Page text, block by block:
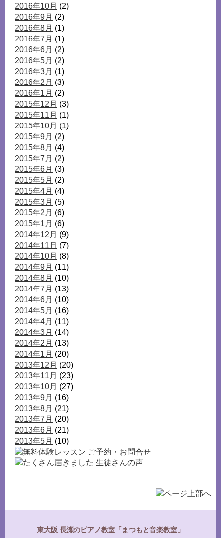
2016年10月 (2)
2016年9月 (2)
2016年8月 (1)
2016年7月 (1)
2016年6月 (2)
2016年5月 (2)
2016年3月 (1)
2016年2月 (3)
2016年1月 (2)
2015年12月 (3)
2015年11月 (1)
2015年10月 (1)
2015年9月 (2)
2015年8月 (4)
2015年7月 (2)
2015年6月 (3)
2015年5月 (2)
2015年4月 (4)
2015年3月 (5)
2015年2月 (6)
2015年1月 (6)
2014年12月 (9)
2014年11月 (7)
2014年10月 (8)
2014年9月 (11)
2014年8月 (10)
2014年7月 (13)
2014年6月 (10)
2014年5月 (16)
2014年4月 (11)
2014年3月 (14)
2014年2月 (13)
2014年1月 (20)
2013年12月 (20)
2013年11月 (23)
2013年10月 (27)
2013年9月 (16)
2013年8月 (21)
2013年7月 (20)
2013年6月 (21)
2013年5月 (10)
東大阪 長瀬のピアノ教室「まつもと音楽教室」